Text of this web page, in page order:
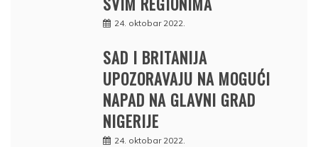
24. oktobar 2022.
SAD I BRITANIJA
UPOZORAVAJU NA MOGUĆI
NAPAD NA GLAVNI GRAD
NIGERIJE
24. oktobar 2022.